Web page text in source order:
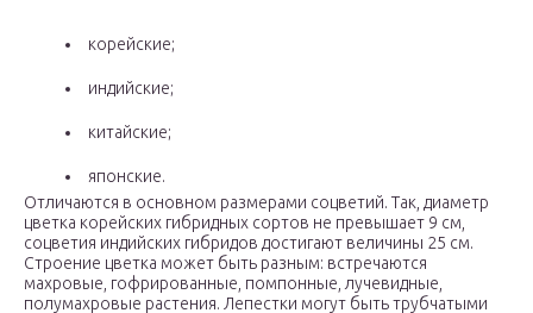
корейские;
индийские;
китайские;
японские.
Отличаются в основном размерами соцветий. Так, диаметр
цветка корейских гибридных сортов не превышает 9 см,
соцветия индийских гибридов достигают величины 25 см.
Строение цветка может быть разным: встречаются
махровые, гофрированные, помпонные, лучевидные,
полумахровые растения. Лепестки могут быть трубчатыми